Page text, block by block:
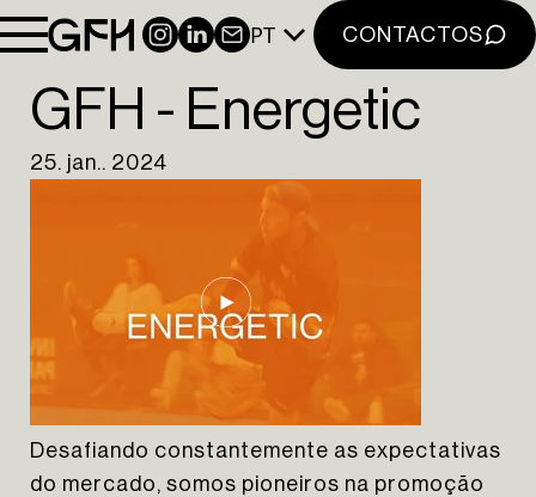
INSTAGRAM
LINKEDIN
NEWSLETTER
PT CONTACTOS
GFH - Energetic
25. jan.. 2024
Desafiando constantemente as expectativas
do mercado, somos pioneiros na promoção